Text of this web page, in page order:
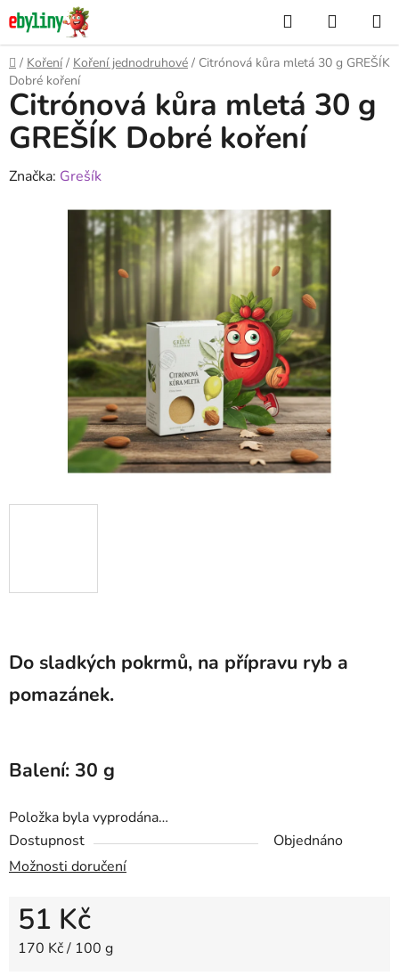
Přejít
na
obsah
Hledat
KOŠÍK
Domů
/ Koření / Koření jednodruhové / Citrónová kůra mletá 30 g GREŠÍK
Dobré koření
Do sladkých pokrmů, na přípravu ryb a
pomazánek.
Balení: 30 g
Položka byla vyprodána…
Dostupnost
Objednáno
Možnosti doručení
51 Kč
Měrná cena:
170 Kč / 100 g
Citrónová kůra mletá 30 g
GREŠÍK Dobré koření
Značka: Grešík